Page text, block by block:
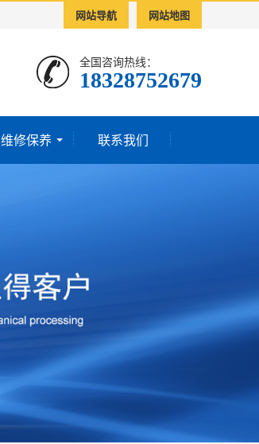
网站导航 网站地图
全国咨询热线：
18328752679‬
维修保养 联系我们